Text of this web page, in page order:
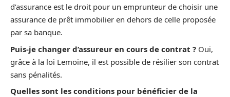
d’assurance est le droit pour un emprunteur de choisir une
assurance de prêt immobilier en dehors de celle proposée
par sa banque.
Puis-je changer d’assureur en cours de contrat ? Oui,
grâce à la loi Lemoine, il est possible de résilier son contrat
sans pénalités.
Quelles sont les conditions pour bénéficier de la